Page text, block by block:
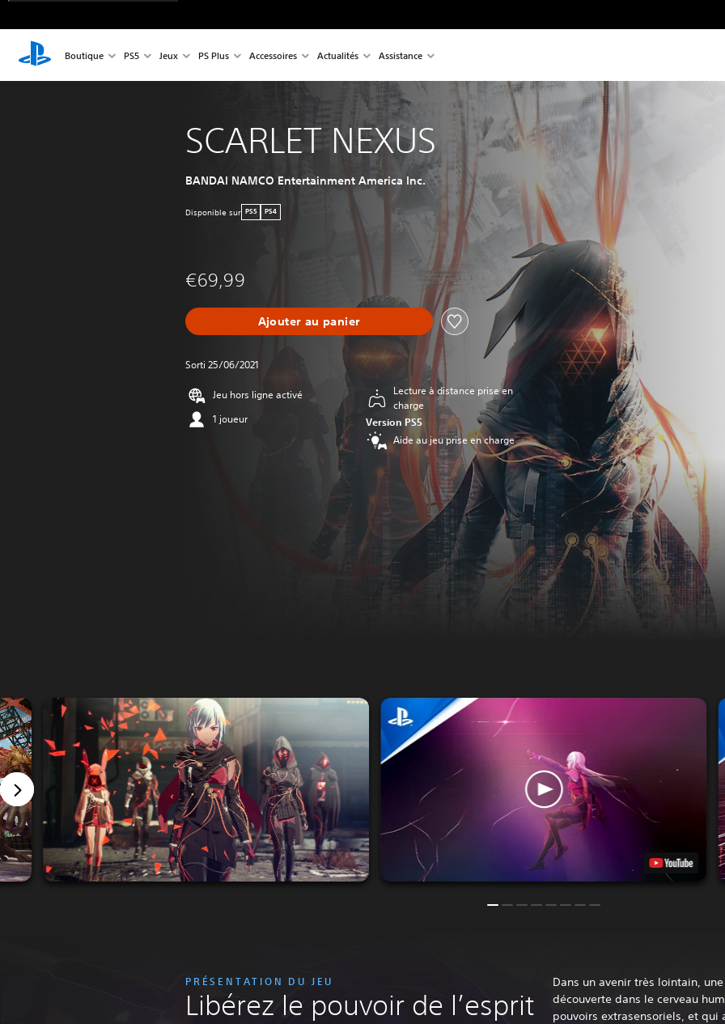
Boutique PS5 Jeux PS Plus Accessoires Actualités Assistance
SCARLET NEXUS
BANDAI NAMCO Entertainment America Inc.
Disponible sur PS5 PS4
€69,99
Ajouter au panier
Sorti 25/06/2021
Jeu hors ligne activé
1 joueur
Lecture à distance prise en
charge
Version PS5
Aide au jeu prise en charge
PRÉSENTATION DU JEU
Libérez le pouvoir de l’esprit
Dans un avenir très lointain,
découverte dans le cerveau
pouvoirs extrasensoriels, et qui